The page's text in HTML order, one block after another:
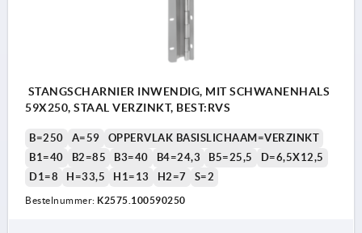
STANGSCHARNIER INWENDIG, MIT SCHWANENHALS
59X250, STAAL VERZINKT, BEST:RVS
B=250 A=59
OPPERVLAK BASISLICHAAM=VERZINKT
B1=40
B2=85 B3=40 B4=24,3 B5=25,5
D=6,5X12,5
D1=8
H=33,5 H1=13 H2=7 S=2
Bestelnummer: K2575.100590250